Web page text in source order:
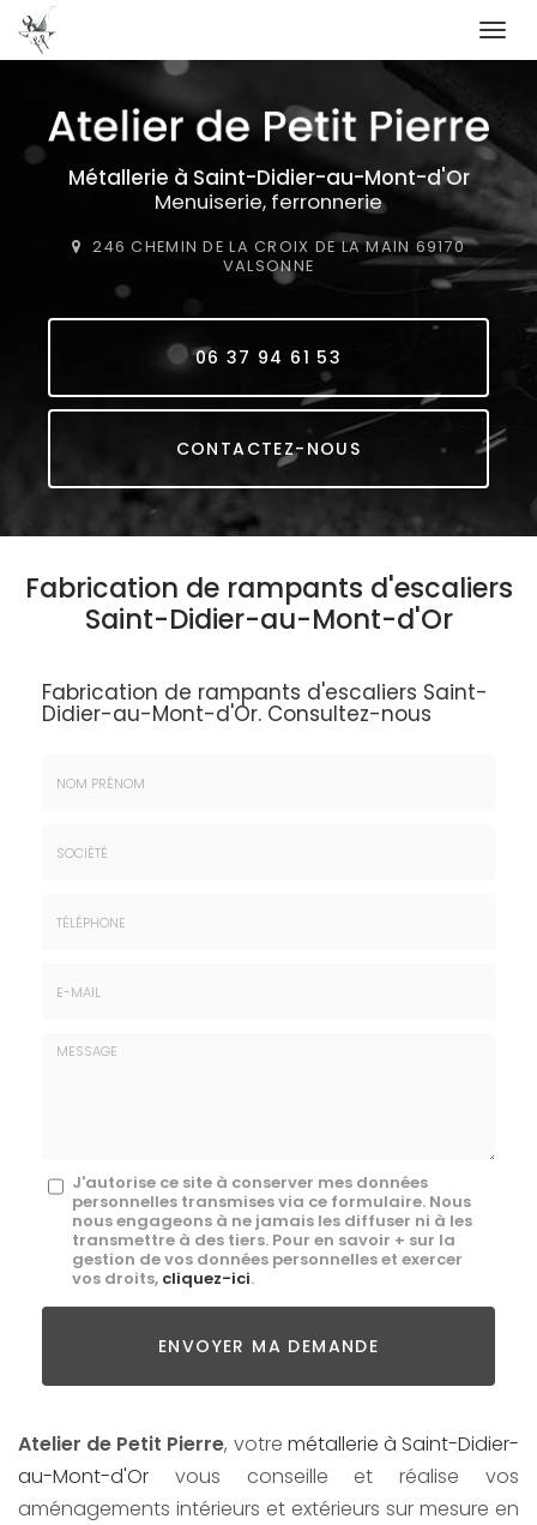
contenu
principalMétallerie à Saint-Didier-au-Mont-d'Or
Menuiserie, ferronnerie
246 CHEMIN DE LA CROIX DE LA MAIN 69170
VALSONNE
06 37 94 61 53
CONTACTEZ-NOUS
Fabrication de rampants d'escaliers
Saint-Didier-au-Mont-d'Or
Fabrication de rampants d'escaliers Saint-
Didier-au-Mont-d'Or. Consultez-nous
Message
J'autorise ce site à conserver mes données
personnelles transmises via ce formulaire. Nous
nous engageons à ne jamais les diffuser ni à les
transmettre à des tiers. Pour en savoir + sur la
gestion de vos données personnelles et exercer
vos droits, cliquez-ici.
Acceptation
ENVOYER MA DEMANDE
Atelier de Petit Pierre, votre métallerie à Saint-Didier-
au-Mont-d'Or vous conseille et réalise vos
aménagements intérieurs et extérieurs sur mesure en